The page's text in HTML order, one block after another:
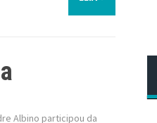
Albino participou da